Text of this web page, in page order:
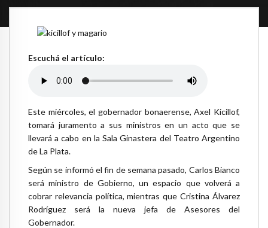
Escuchá el artículo:
Este miércoles, el gobernador bonaerense, Axel Kicillof,
tomará juramento a sus ministros en un acto que se
llevará a cabo en la Sala Ginastera del Teatro Argentino
de La Plata.
Según se informó el fin de semana pasado, Carlos Bianco
será ministro de Gobierno, un espacio que volverá a
cobrar relevancia política, mientras que Cristina Álvarez
Rodríguez será la nueva jefa de Asesores del
Gobernador.